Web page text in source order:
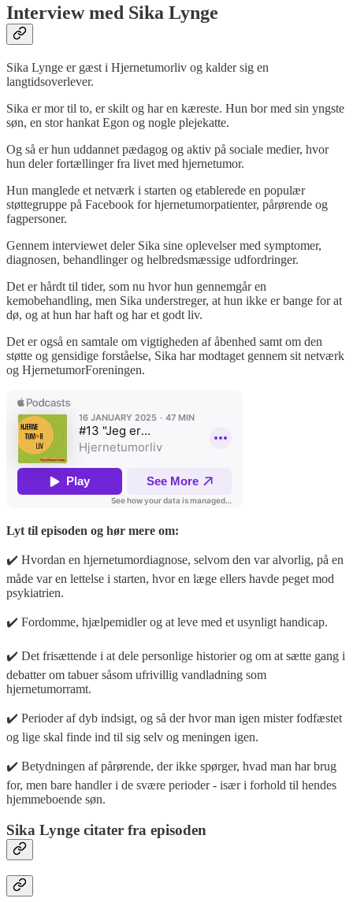
Interview med Sika Lynge
Sika Lynge er gæst i Hjernetumorliv og kalder sig en
langtidsoverlever.
Sika er mor til to, er skilt og har en kæreste. Hun bor med sin yngste
søn, en stor hankat Egon og nogle plejekatte.
Og så er hun uddannet pædagog og aktiv på sociale medier, hvor
hun deler fortællinger fra livet med hjernetumor.
Hun manglede et netværk i starten og etablerede en populær
støttegruppe på Facebook for hjernetumorpatienter, pårørende og
fagpersoner.
Gennem interviewet deler Sika sine oplevelser med symptomer,
diagnosen, behandlinger og helbredsmæssige udfordringer.
Det er hårdt til tider, som nu hvor hun gennemgår en
kemobehandling, men Sika understreger, at hun ikke er bange for at
dø, og at hun har haft og har et godt liv.
Det er også en samtale om vigtigheden af åbenhed samt om den
støtte og gensidige forståelse, Sika har modtaget gennem sit netværk
og HjernetumorForeningen.
Lyt til episoden og hør mere om:
✔️ Hvordan en hjernetumordiagnose, selvom den var alvorlig, på en
måde var en lettelse i starten, hvor en læge ellers havde peget mod
psykiatrien.
✔️ Fordomme, hjælpemidler og at leve med et usynligt handicap.
✔️ Det frisættende i at dele personlige historier og om at sætte gang i
debatter om tabuer såsom ufrivillig vandladning som
hjernetumorramt.
✔️ Perioder af dyb indsigt, og så der hvor man igen mister fodfæstet
og lige skal finde ind til sig selv og meningen igen.
✔️ Betydningen af pårørende, der ikke spørger, hvad man har brug
for, men bare handler i de svære perioder - især i forhold til hendes
hjemmeboende søn.
Sika Lynge citater fra episoden